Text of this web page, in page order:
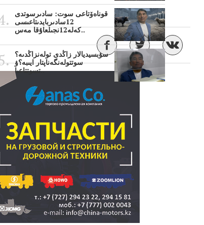
قوناەۆتاعى سوت: سادىرسوتدى
12سادىربايدىتاعىسى
كەلە12نجىلعاۇقا مەس..
سۋبسيديالار زاڭدى تولەنزاڭدىە؟
سوتتولەنگەناپتار ايىبە؟ۋ
تسوتتاعىا..